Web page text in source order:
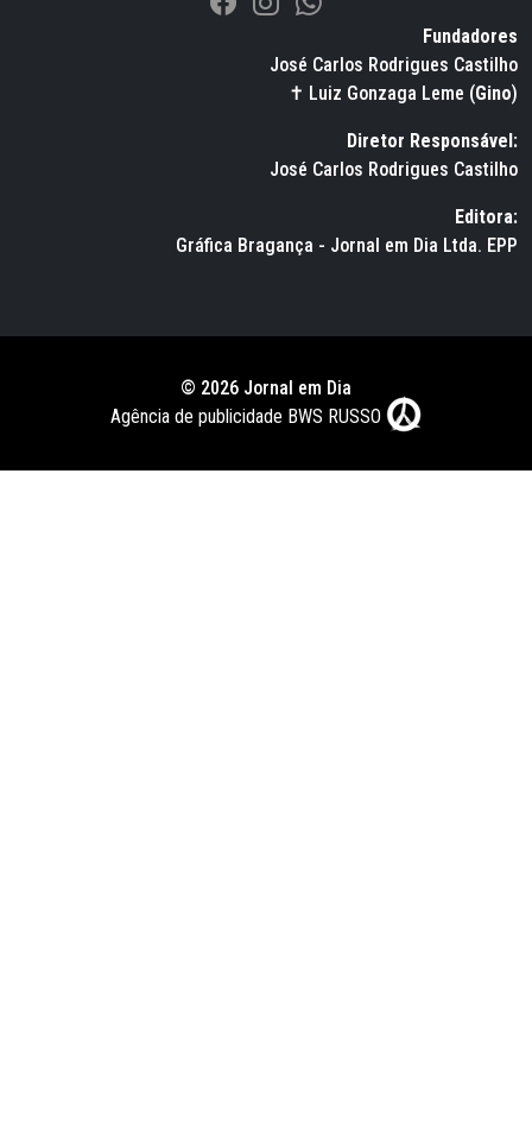
Fundadores
José Carlos Rodrigues Castilho
✝ Luiz Gonzaga Leme (Gino)
Diretor Responsável:
José Carlos Rodrigues Castilho
Editora:
Gráfica Bragança - Jornal em Dia Ltda. EPP
© 2026 Jornal em Dia
Agência de publicidade BWS RUSSO